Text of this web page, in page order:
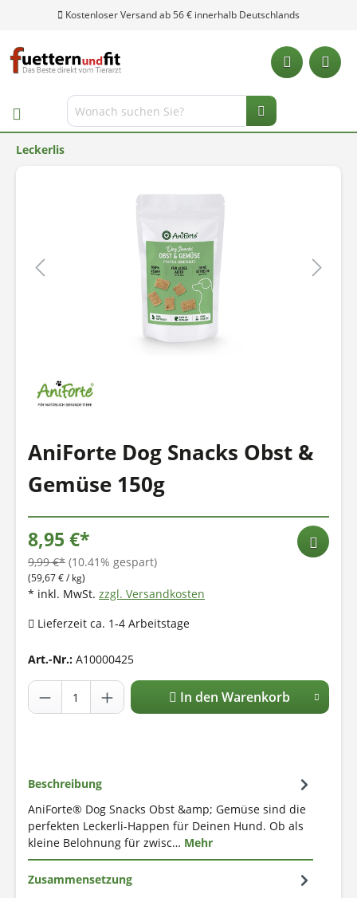
Kostenloser Versand ab 56 € innerhalb Deutschlands
Leckerlis
AniForte Dog Snacks Obst &
Gemüse 150g
8,95 €*
9,99 €* (10.41% gespart)
(59,67 € / kg)
* inkl. MwSt. zzgl. Versandkosten
Lieferzeit ca. 1-4 Arbeitstage
Art.-Nr.: A10000425
In den Warenkorb
Beschreibung
AniForte® Dog Snacks Obst &amp; Gemüse sind die
perfekten Leckerli-Happen für Deinen Hund. Ob als
kleine Belohnung für zwisc… Mehr
Zusammensetzung